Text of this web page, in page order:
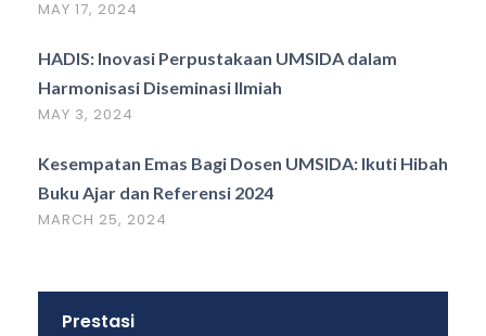
MAY 17, 2024
HADIS: Inovasi Perpustakaan UMSIDA dalam
Harmonisasi Diseminasi Ilmiah
MAY 3, 2024
Kesempatan Emas Bagi Dosen UMSIDA: Ikuti Hibah
Buku Ajar dan Referensi 2024
MARCH 25, 2024
Prestasi